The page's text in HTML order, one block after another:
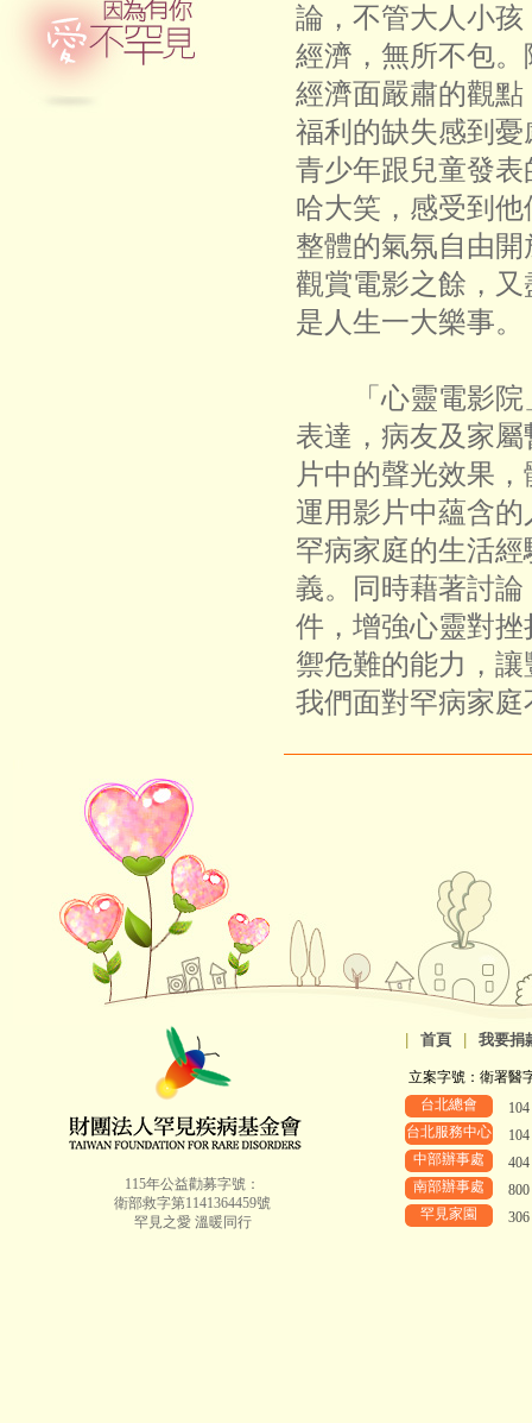
論，不管大人小
經濟，無所不包
經濟面嚴肅的觀
福利的缺失感到
青少年跟兒童發
哈大笑，感受到
整體的氣氛自由
觀賞電影之餘，
是人生一大樂事。
「心靈電影院
表達，病友及家
片中的聲光效果
運用影片中蘊含
罕病家庭的生活
義。同時藉著討
件，增強心靈對
禦危難的能力，
我們面對罕病家
115年公益勸募字號：
衛部救字第1141364459號
罕見之愛 溫暖同行
首頁 我要捐
立案字號：衛署醫
台北總會
台北服務中心
中部辦事處
南部辦事處
罕見家園